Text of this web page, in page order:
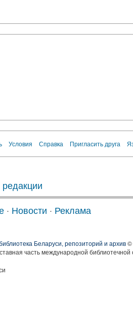
Условия Справка Пригласить друга
· Новости · Реклама
Беларуси, репозиторий и архив©
часть международной